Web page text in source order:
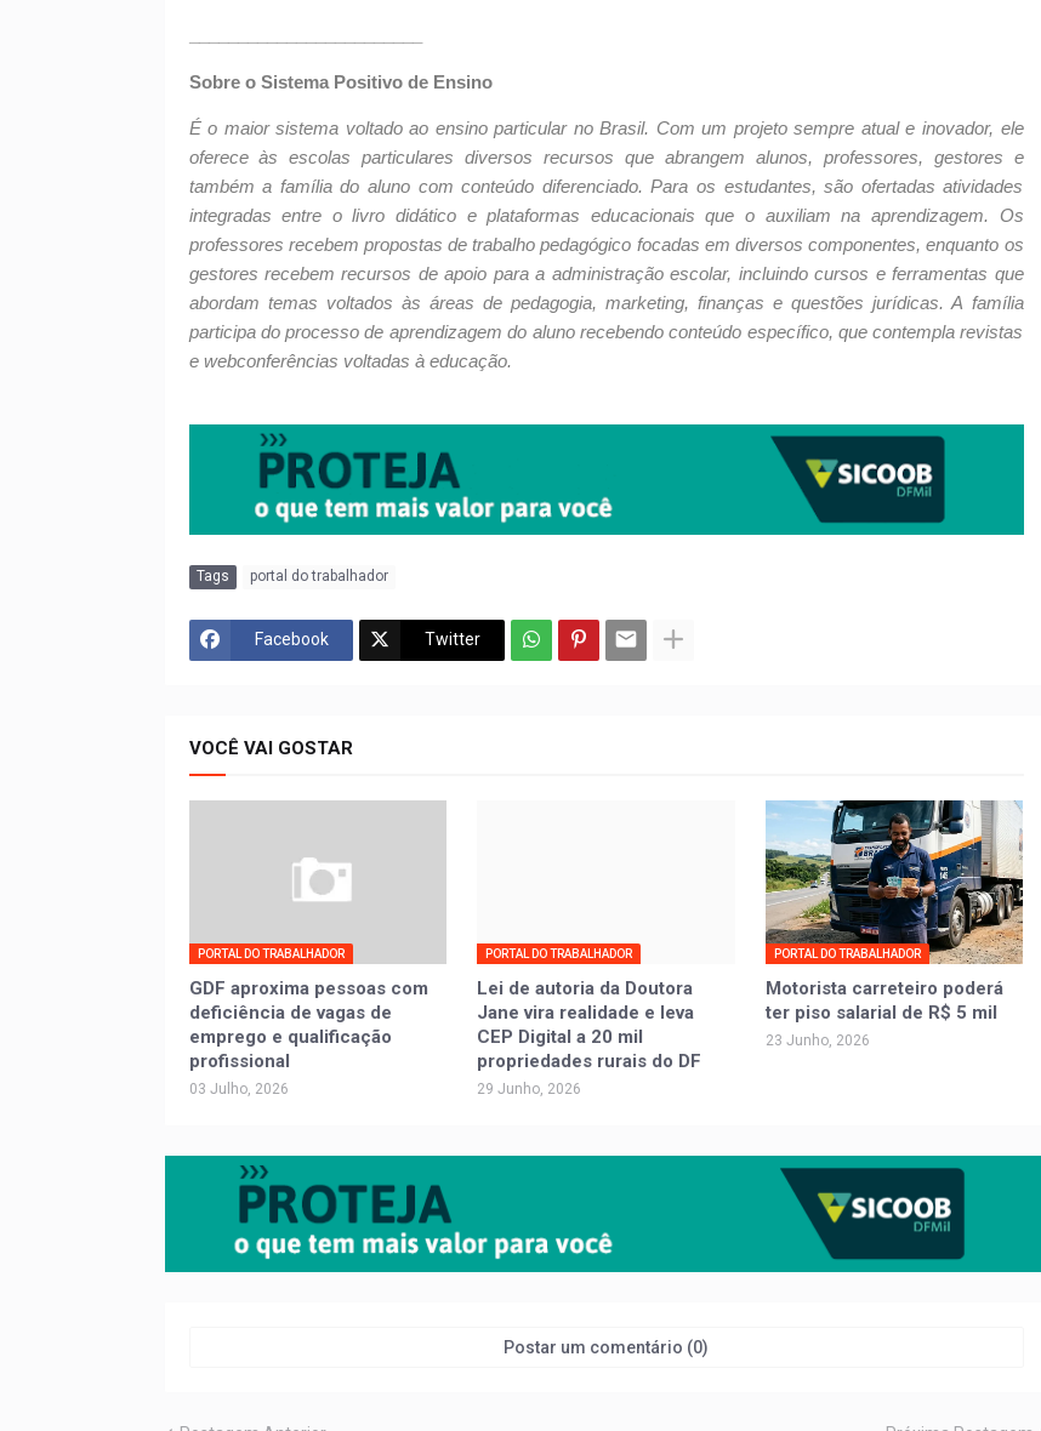
Sobre o Sistema Positivo de Ensino
É o maior sistema voltado ao ensino particular no Brasil. Com um projeto sempre atual e inovador, ele
oferece às escolas particulares diversos recursos que abrangem alunos, professores, gestores e
também a família do aluno com conteúdo diferenciado. Para os estudantes, são ofertadas atividades
integradas entre o livro didático e plataformas educacionais que o auxiliam na aprendizagem. Os
professores recebem propostas de trabalho pedagógico focadas em diversos componentes, enquanto os
gestores recebem recursos de apoio para a administração escolar, incluindo cursos e ferramentas que
abordam temas voltados às áreas de pedagogia, marketing, finanças e questões jurídicas. A família
participa do processo de aprendizagem do aluno recebendo conteúdo específico, que contempla revistas
e webconferências voltadas à educação.
Tags portal do trabalhador
Facebook Twitter
VOCÊ VAI GOSTAR
PORTAL DO TRABALHADOR
GDF aproxima pessoas com
deficiência de vagas de
emprego e qualificação
profissional
03 Julho, 2026
PORTAL DO TRABALHADOR
Lei de autoria da Doutora
Jane vira realidade e leva
CEP Digital a 20 mil
propriedades rurais do DF
29 Junho, 2026
PORTAL DO TRABALHADOR
Motorista carreteiro poderá
ter piso salarial de R$ 5 mil
23 Junho, 2026
Postar um comentário (0)